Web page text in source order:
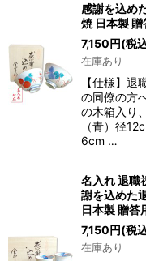
感謝を込め
焼 日本製 贈
7,150円(税
在庫あり
【仕様】
の同僚の方
の木箱入り
（青）径
6cm …
名入れ 退職
謝を込めた
日本製 贈答
7,150円(税
在庫あり